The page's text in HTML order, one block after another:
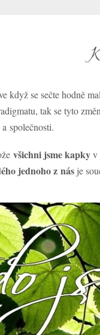
když se sečte hodně
tak se tyto
a společnosti.
všichni jsme kapkyv
jednoho z násje